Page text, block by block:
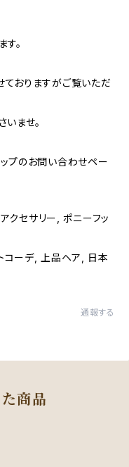
。
おりますがご覧いただ
ませ。
プのお問い合わせペー
クセサリー, ポニーフッ
コーデ, 上品ヘア, 日本
通報する
商品